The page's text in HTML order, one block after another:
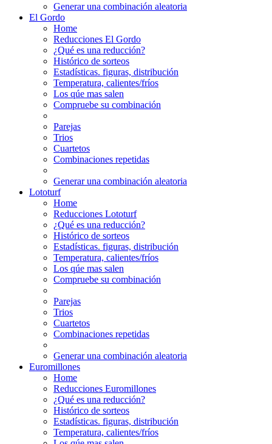
Generar una combinación aleatoria
El Gordo
Home
Reducciones El Gordo
¿Qué es una reducción?
Histórico de sorteos
Estadísticas. figuras, distribución
Temperatura, calientes/fríos
Los qúe mas salen
Compruebe su combinación
Parejas
Trios
Cuartetos
Combinaciones repetidas
Generar una combinación aleatoria
Lototurf
Home
Reducciones Lototurf
¿Qué es una reducción?
Histórico de sorteos
Estadísticas. figuras, distribución
Temperatura, calientes/fríos
Los qúe mas salen
Compruebe su combinación
Parejas
Trios
Cuartetos
Combinaciones repetidas
Generar una combinación aleatoria
Euromillones
Home
Reducciones Euromillones
¿Qué es una reducción?
Histórico de sorteos
Estadísticas. figuras, distribución
Temperatura, calientes/fríos